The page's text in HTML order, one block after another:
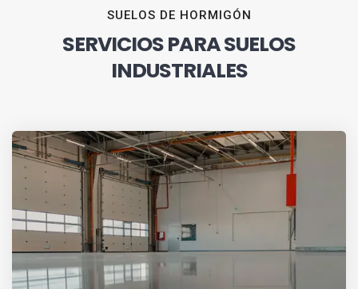
SUELOS DE HORMIGÓN
SERVICIOS PARA SUELOS
INDUSTRIALES